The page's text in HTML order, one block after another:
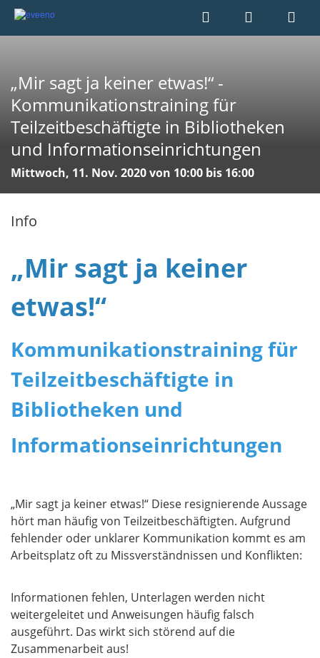
„Mir sagt ja keiner etwas!“ -
Kommunikationstraining für
Teilzeitbeschäftigte in Bibliotheken
und Informationseinrichtungen
Mittwoch, 11. Nov. 2020 von 10:00 bis 16:00
Info
„Mir sagt ja keiner
etwas!“
Kommunikationstraining für
Teilzeitbeschäftigte in
Bibliotheken und
Informationseinrichtungen
„Mir sagt ja keiner etwas!“ Diese resignierende Aussage
hört man häufig von Teilzeitbeschäftigten. Aufgrund
fehlender oder unklarer Kommunikation kommt es am
Arbeitsplatz oft zu Missverständnissen und Konflikten:
Informationen fehlen, Unterlagen werden nicht
weitergeleitet und Anweisungen häufig falsch
ausgeführt. Das wirkt sich störend auf die
Zusammenarbeit aus!